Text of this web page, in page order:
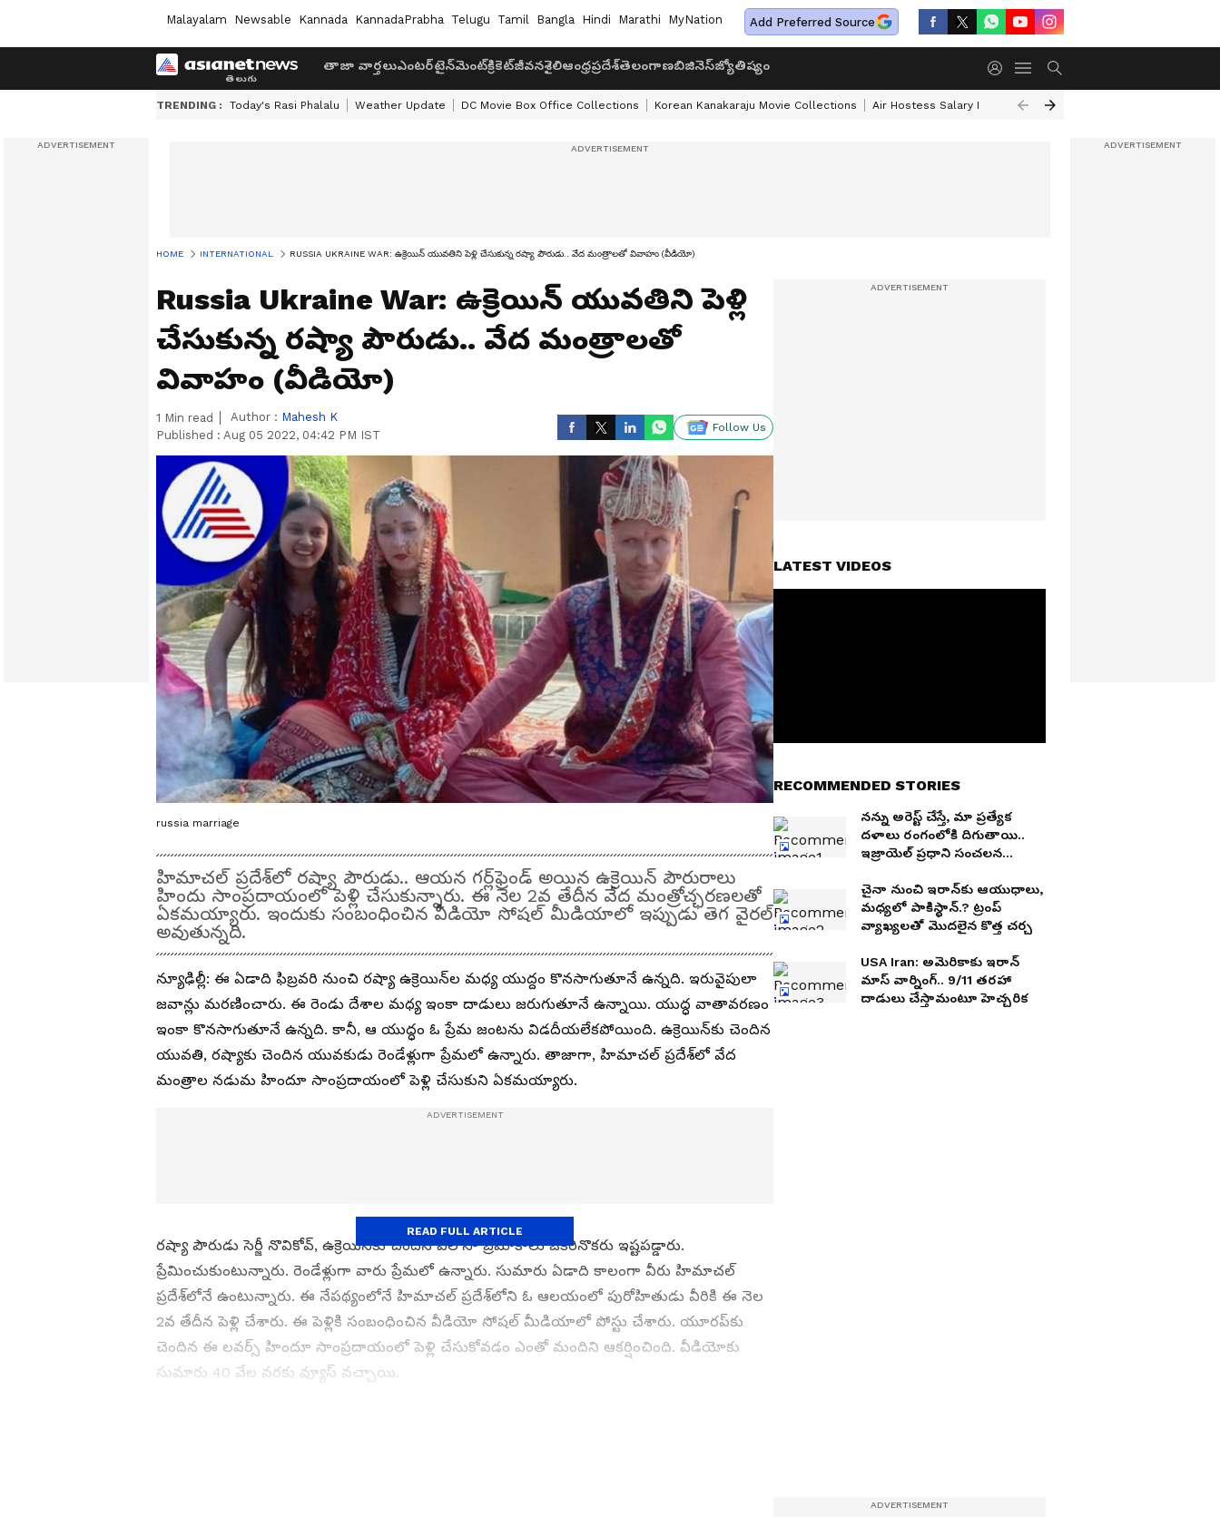
Malayalam Newsable Kannada KannadaPrabha Telugu Tamil Bangla Hindi Marathi MyNation Add Preferred Source
తాజా వార్తలుఎంటర్‌టైన్‌మెంట్క్రికెట్జీవనశైలిఆంధ్రప్రదేశ్తెలంగాణబిజినెస్జ్యోతిష్యం
TRENDING : Today's Rasi Phalalu Weather Update DC Movie Box Office Collections Korean Kanakaraju Movie Collections Air Hostess Salary India OTT Releases
HOME INTERNATIONAL RUSSIA UKRAINE WAR: ఉక్రెయిన్ యువతిని పెళ్లి చేసుకున్న రష్యా పౌరుడు.. వేద మంత్రాలతో వివాహం (వీడియో)
Russia Ukraine War: ఉక్రెయిన్ యువతిని పెళ్లి
చేసుకున్న రష్యా పౌరుడు.. వేద మంత్రాలతో
వివాహం (వీడియో)
1 Min read Author : Mahesh K
Published : Aug 05 2022, 04:42 PM IST
Follow Us
russia marriage
హిమాచల్ ప్రదేశ్‌లో రష్యా పౌరుడు.. ఆయన గర్ల్‌ఫ్రెండ్ అయిన ఉక్రెయిన్ పౌరురాలు
హిందు సాంప్రదాయంలో పెళ్లి చేసుకున్నారు. ఈ నెల 2వ తేదీన వేద మంత్రోచ్ఛరణలతో
ఏకమయ్యారు. ఇందుకు సంబంధించిన వీడియో సోషల్ మీడియాలో ఇప్పుడు తెగ వైరల్
అవుతున్నది.
న్యూఢిల్లీ: ఈ ఏడాది ఫిబ్రవరి నుంచి రష్యా ఉక్రెయిన్‌ల మధ్య యుద్దం కొనసాగుతూనే ఉన్నది. ఇరువైపులా
జవాన్లు మరణించారు. ఈ రెండు దేశాల మధ్య ఇంకా దాడులు జరుగుతూనే ఉన్నాయి. యుద్ధ వాతావరణం
ఇంకా కొనసాగుతూనే ఉన్నది. కానీ, ఆ యుద్ధం ఓ ప్రేమ జంటను విడదీయలేకపోయింది. ఉక్రెయిన్‌కు చెందిన
యువతి, రష్యాకు చెందిన యువకుడు రెండేళ్లుగా ప్రేమలో ఉన్నారు. తాజాగా, హిమాచల్ ప్రదేశ్‌లో వేద
మంత్రాల నడుమ హిందూ సాంప్రదాయంలో పెళ్లి చేసుకుని ఏకమయ్యారు.
రష్యా పౌరుడు సెర్జీ నొవికోవ్, ఉక్రెయిన్‌కు చెందిన ఎలొనా బ్రమోకాలు ఒకరినొకరు ఇష్టపడ్డారు.
ప్రేమించుకుంటున్నారు. రెండేళ్లుగా వారు ప్రేమలో ఉన్నారు. సుమారు ఏడాది కాలంగా వీరు హిమాచల్
ప్రదేశ్‌లోనే ఉంటున్నారు. ఈ నేపథ్యంలోనే హిమాచల్ ప్రదేశ్‌లోని ఓ ఆలయంలో పురోహితుడు వీరికి ఈ నెల
2వ తేదీన పెళ్లి చేశారు. ఈ పెళ్లికి సంబంధించిన వీడియో సోషల్ మీడియాలో పోస్టు చేశారు. యూరప్‌కు
చెందిన ఈ లవర్స్ హిందూ సాంప్రదాయంలో పెళ్లి చేసుకోవడం ఎంతో మందిని ఆకర్షించింది. వీడియోకు
సుమారు 40 వేల వరకు వ్యూస్ వచ్చాయి.
READ FULL ARTICLE
LATEST VIDEOS
RECOMMENDED STORIES
న‌న్ను అరెస్ట్ చేస్తే, మా ప్ర‌త్యేక
ద‌ళాలు రంగంలోకి దిగుతాయి..
ఇజ్రాయెల్ ప్ర‌ధాని సంచ‌ల‌న
చైనా నుంచి ఇరాన్‌కు ఆయుధాలు,
మ‌ధ్య‌లో పాకిస్థాన్‌.? ట్రంప్
వ్యాఖ్య‌ల‌తో మొద‌లైన కొత్త చ‌ర్చ
USA Iran: అమెరికాకు ఇరాన్
మాస్ వార్నింగ్‌.. 9/11 తరహా
దాడులు చేస్తామంటూ హెచ్చ‌రిక